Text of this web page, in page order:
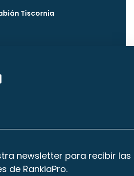
Tiscornia
newsletter para recibir las
de RankiaPro.